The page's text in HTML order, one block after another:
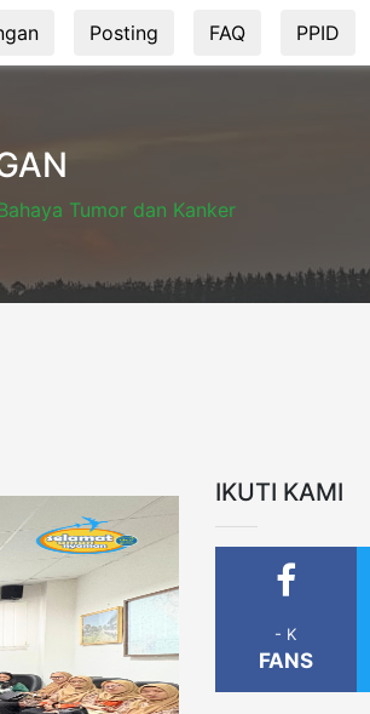
Posting FAQ PPID
Tumor dan Kanker
IKUTI KAMI
- K
FANS